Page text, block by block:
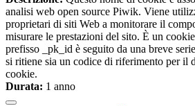
analisi web open source Piwik. Viene
proprietari di siti Web a monitorare il
misurare le prestazioni del sito. È un
prefisso _pk_id è seguito da una breve
si ritiene sia un codice di riferimento per il
cookie.
Durata: 1 anno